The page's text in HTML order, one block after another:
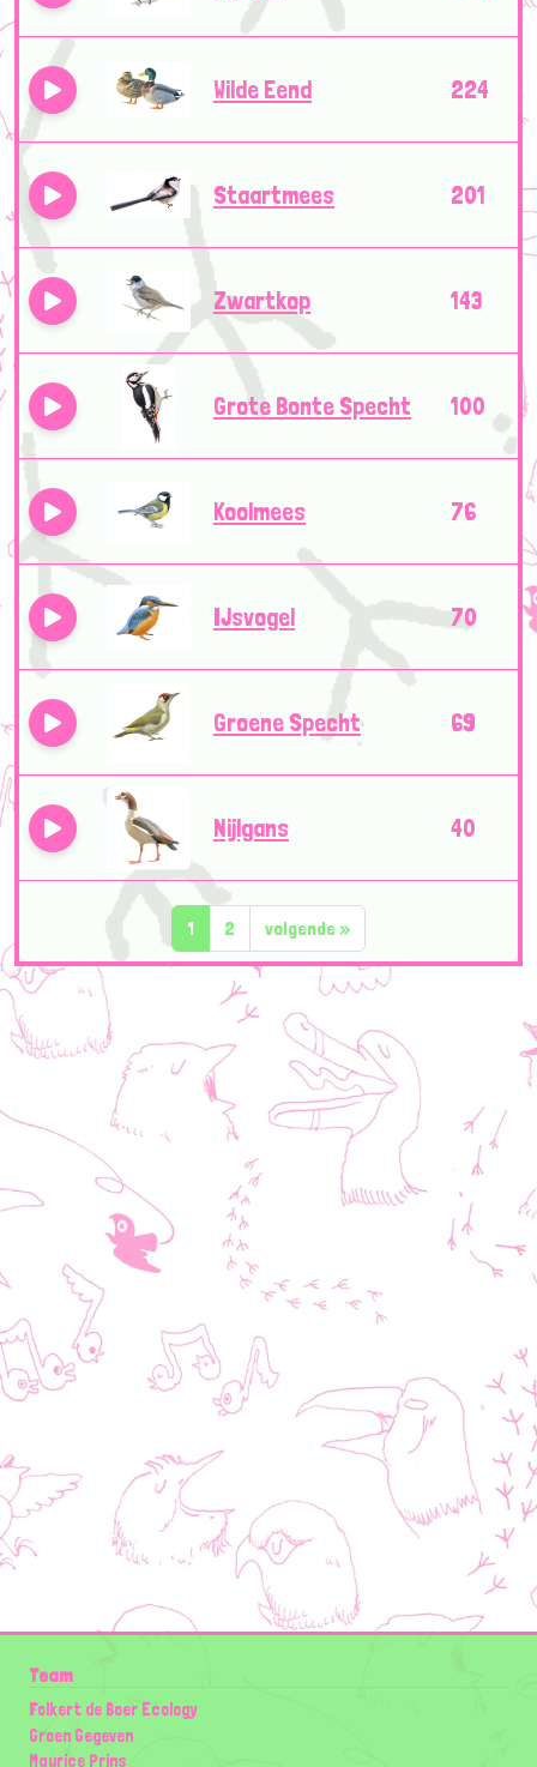
Wilde Eend 224
Staartmees 201
Zwartkop 143
Grote Bonte Specht 100
Koolmees 76
IJsvogel 70
Groene Specht 69
Nijlgans 40
1 2 volgende»
Team
Folkert de Boer Ecology
Groen Gegeven
Maurice Prins